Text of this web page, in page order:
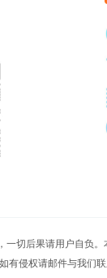
切后果请用户自负
有侵权请邮件与我们